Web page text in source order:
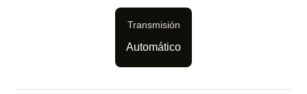
Transmisión
Automático